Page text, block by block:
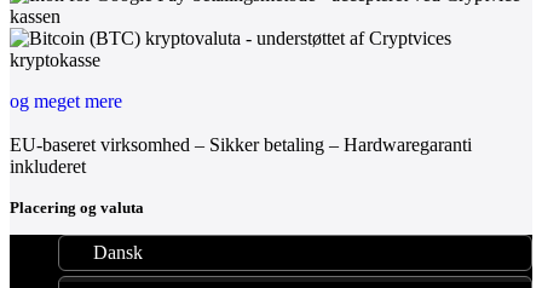
og meget mere
EU-baseret virksomhed – Sikker betaling – Hardwaregaranti
inkluderet
Placering og valuta
Dansk